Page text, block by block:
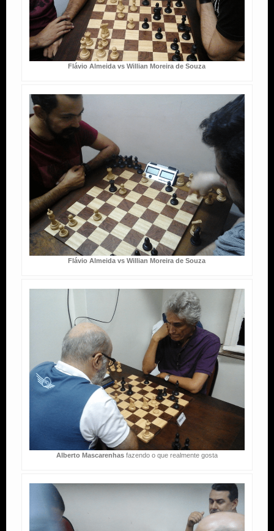
Flávio Almeida vs Willian Moreira de Souza
Flávio Almeida vs Willian Moreira de Souza
Alberto Mascarenhasfazendo o que realmente gosta